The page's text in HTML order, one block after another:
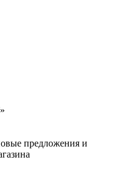
предложения и